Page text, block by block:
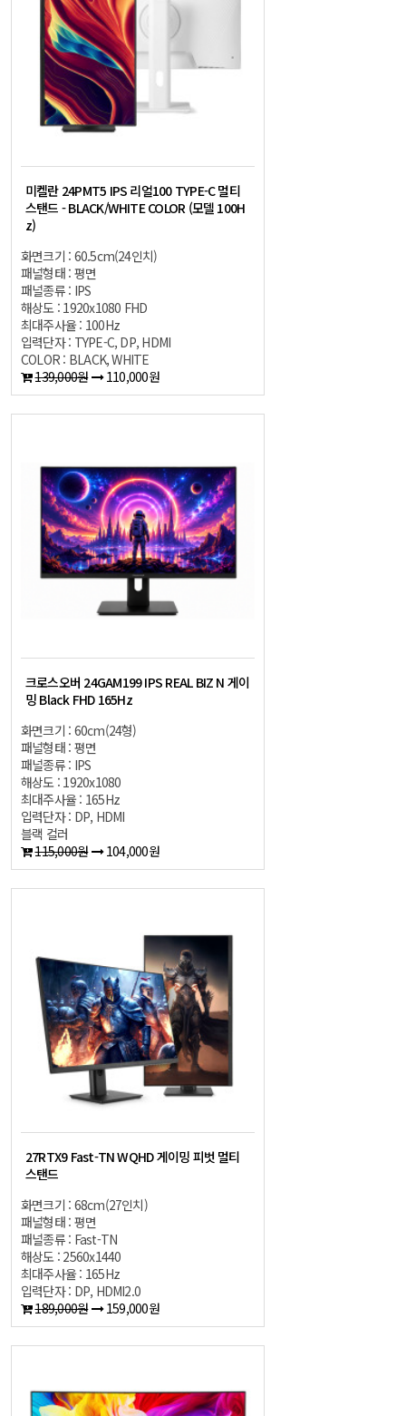
미켈란 24PMT5 IPS 리얼100 TYPE-C 멀티
스탠드 - BLACK/WHITE COLOR (모델 100H
z)
화면크기 : 60.5cm(24인치)
패널형태 : 평면
패널종류 : IPS
해상도 : 1920x1080 FHD
최대주사율 : 100Hz
입력단자 : TYPE-C, DP, HDMI
COLOR : BLACK, WHITE
139,000원
110,000원
크로스오버 24GAM199 IPS REAL BIZ N 게이
밍 Black FHD 165Hz
화면크기 : 60cm(24형)
패널형태 : 평면
패널종류 : IPS
해상도 : 1920x1080
최대주사율 : 165Hz
입력단자 : DP, HDMI
블랙 컬러
115,000원
104,000원
27RTX9 Fast-TN WQHD 게이밍 피벗 멀티
스탠드
화면크기 : 68cm(27인치)
패널형태 : 평면
패널종류 : Fast-TN
해상도 : 2560x1440
최대주사율 : 165Hz
입력단자 : DP, HDMI2.0
189,000원
159,000원